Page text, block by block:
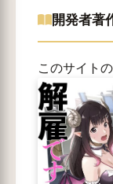
開発者著
このサイト